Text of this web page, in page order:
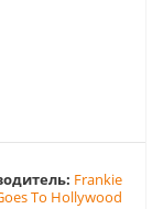
Frankie
To Hollywood